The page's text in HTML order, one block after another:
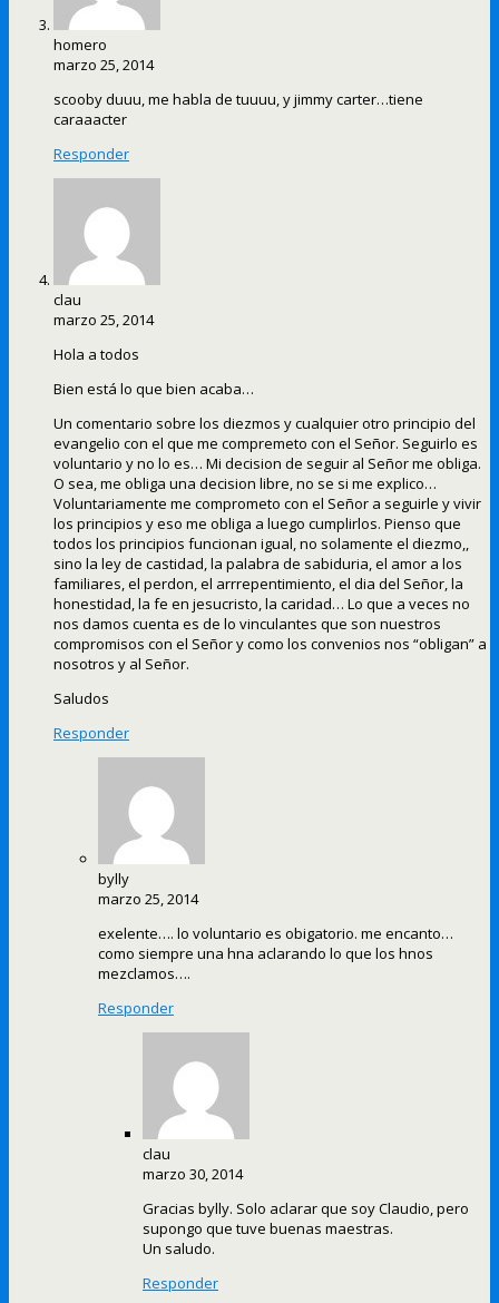
homero
marzo 25, 2014
scooby duuu, me habla de tuuuu, y jimmy carter…tiene
caraaacter
Responder
clau
marzo 25, 2014
Hola a todos
Bien está lo que bien acaba…
Un comentario sobre los diezmos y cualquier otro principio del
evangelio con el que me compremeto con el Señor. Seguirlo es
voluntario y no lo es… Mi decision de seguir al Señor me obliga.
O sea, me obliga una decision libre, no se si me explico…
Voluntariamente me comprometo con el Señor a seguirle y vivir
los principios y eso me obliga a luego cumplirlos. Pienso que
todos los principios funcionan igual, no solamente el diezmo,,
sino la ley de castidad, la palabra de sabiduria, el amor a los
familiares, el perdon, el arrrepentimiento, el dia del Señor, la
honestidad, la fe en jesucristo, la caridad… Lo que a veces no
nos damos cuenta es de lo vinculantes que son nuestros
compromisos con el Señor y como los convenios nos “obligan” a
nosotros y al Señor.
Saludos
Responder
bylly
marzo 25, 2014
exelente…. lo voluntario es obigatorio. me encanto…
como siempre una hna aclarando lo que los hnos
mezclamos….
Responder
clau
marzo 30, 2014
Gracias bylly. Solo aclarar que soy Claudio, pero
supongo que tuve buenas maestras.
Un saludo.
Responder